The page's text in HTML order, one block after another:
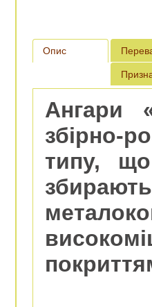
Опис
Ангари
збірно-
типу,